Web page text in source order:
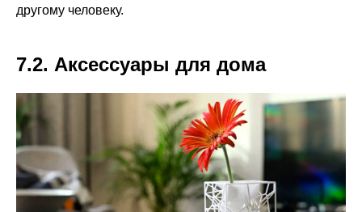
другому человеку.
7.2. Аксессуары для дома